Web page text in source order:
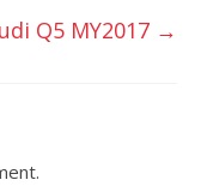
Q5 MY2017 →